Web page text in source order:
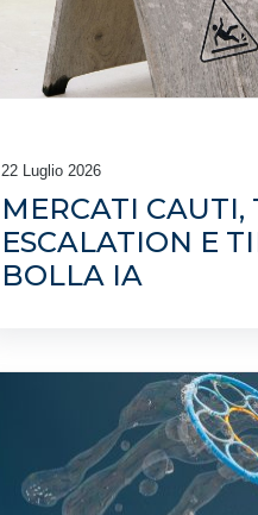
22 Luglio 2026
MERCATI CAUTI,
ESCALATION E
BOLLA IA